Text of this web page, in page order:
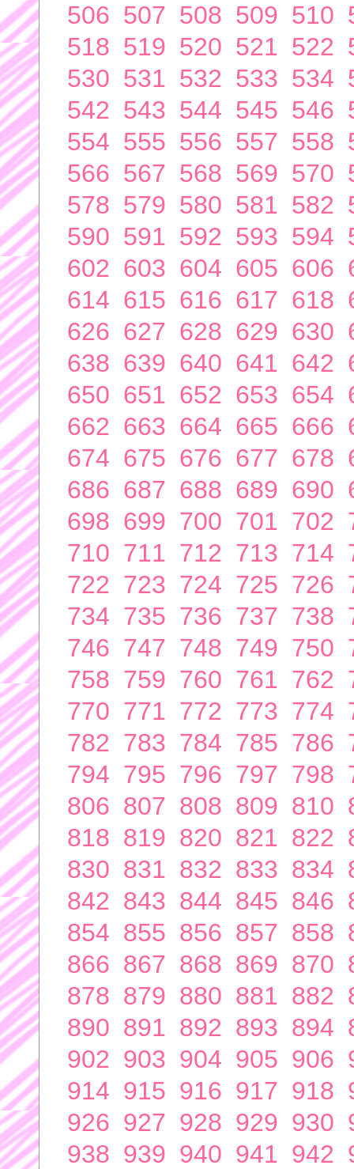
506 507 508 509 510
518 519 520 521 522
530 531 532 533 534
542 543 544 545 546
554 555 556 557 558
566 567 568 569 570
578 579 580 581 582
590 591 592 593 594
602 603 604 605 606
614 615 616 617 618
626 627 628 629 630
638 639 640 641 642
650 651 652 653 654
662 663 664 665 666
674 675 676 677 678
686 687 688 689 690
698 699 700 701 702
710 711 712 713 714
722 723 724 725 726
734 735 736 737 738
746 747 748 749 750
758 759 760 761 762
770 771 772 773 774
782 783 784 785 786
794 795 796 797 798
806 807 808 809 810
818 819 820 821 822
830 831 832 833 834
842 843 844 845 846
854 855 856 857 858
866 867 868 869 870
878 879 880 881 882
890 891 892 893 894
902 903 904 905 906
914 915 916 917 918
926 927 928 929 930
938 939 940 941 942